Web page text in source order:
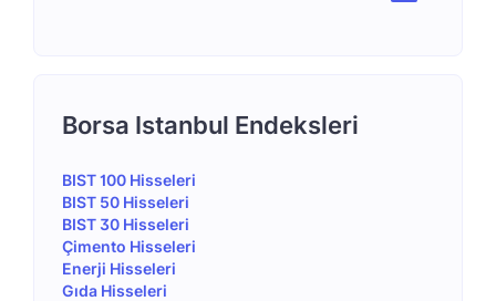
Borsa Istanbul Endeksleri
BIST 100 Hisseleri
BIST 50 Hisseleri
BIST 30 Hisseleri
Çimento Hisseleri
Enerji Hisseleri
Gıda Hisseleri